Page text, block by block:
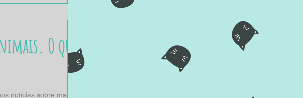
O que
notícias sobre maus